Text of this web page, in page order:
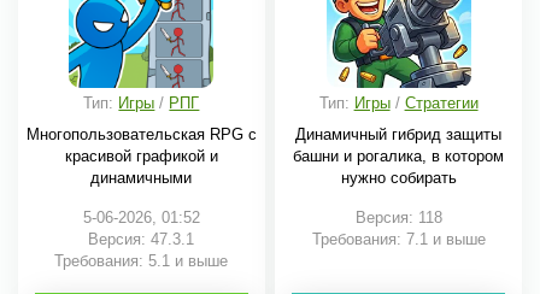
Тип: Игры / РПГ
Многопользовательская RPG с
красивой графикой и
динамичными
5-06-2026, 01:52
Версия: 47.3.1
Требования: 5.1 и выше
Тип: Игры/ Стратегии
Динамичный гибрид защиты
башни и рогалика, в котором
нужно собирать
Версия: 118
Требования: 7.1 и выше